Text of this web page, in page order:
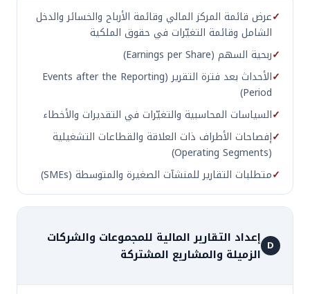
✓عرض قائمة المركز المالي وقائمة الأرباح والخسائر والدخل
الشامل وقائمة التغيّرات في حقوق الملكية
✓ربحية السهم (Earnings per Share)
✓
الأحداث بعد فترة التقرير (Events after the Reporting
Period)
✓السياسات المحاسبية والتغيّرات في التقديرات والأخطاء
✓إفصاحات الأطراف ذات العلاقة والقطاعات التشغيلية
(Operating Segments)
✓متطلبات التقارير للمنشآت الصغيرة والمتوسطة (SMEs)
D إعداد التقارير المالية للمجموعات والشركات
الزميلة والمشاريع المشتركة